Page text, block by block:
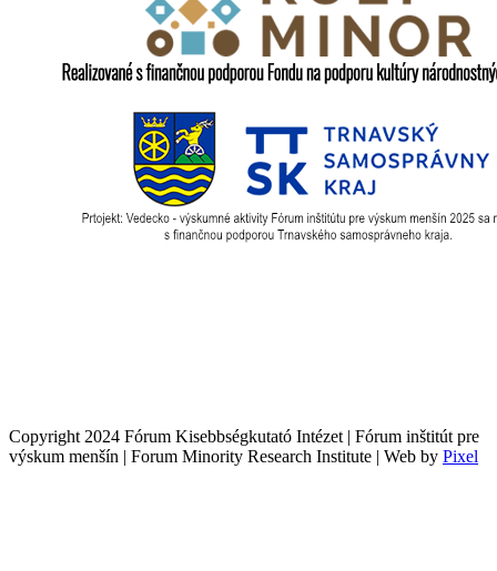
Copyright 2024 Fórum Kisebbségkutató Intézet | Fórum inštitút pre
výskum menšín | Forum Minority Research Institute | Web by Pixel